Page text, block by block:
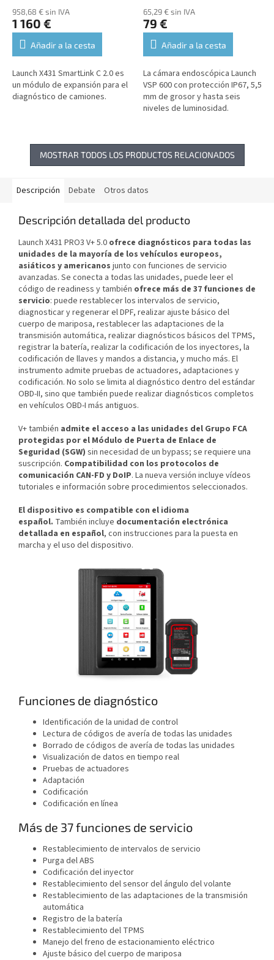
958,68 € sin IVA
1 160 €
Añadir a la cesta
Launch X431 SmartLink C 2.0 es
un módulo de expansión para el
diagnóstico de camiones.
65,29 € sin IVA
79 €
Añadir a la cesta
La cámara endoscópica Launch
VSP 600 con protección IP67, 5,5
mm de grosor y hasta seis
niveles de luminosidad.
MOSTRAR TODOS LOS PRODUCTOS RELACIONADOS
Descripción Debate Otros datos
Descripción detallada del producto
Launch X431 PRO3 V+ 5.0 ofrece diagnósticos para todas las
unidades de la mayoría de los vehículos europeos,
asiáticos y americanos junto con funciones de servicio
avanzadas. Se conecta a todas las unidades, puede leer el
código de readiness y también ofrece más de 37 funciones de
servicio: puede restablecer los intervalos de servicio,
diagnosticar y regenerar el DPF, realizar ajuste básico del
cuerpo de mariposa, restablecer las adaptaciones de la
transmisión automática, realizar diagnósticos básicos del TPMS,
registrar la batería, realizar la codificación de los inyectores, la
codificación de llaves y mandos a distancia, y mucho más. El
instrumento admite pruebas de actuadores, adaptaciones y
codificación. No solo se limita al diagnóstico dentro del estándar
OBD-II, sino que también puede realizar diagnósticos completos
en vehículos OBD-I más antiguos.
V+ también admite el acceso a las unidades del Grupo FCA
protegidas por el Módulo de Puerta de Enlace de
Seguridad (SGW) sin necesidad de un bypass; se requiere una
suscripción. Compatibilidad con los protocolos de
comunicación CAN-FD y DoIP. La nueva versión incluye vídeos
tutoriales e información sobre procedimientos seleccionados.
El dispositivo es compatible con el idioma
español. También incluye documentación electrónica
detallada en español, con instrucciones para la puesta en
marcha y el uso del dispositivo.
Funciones de diagnóstico
Identificación de la unidad de control
Lectura de códigos de avería de todas las unidades
Borrado de códigos de avería de todas las unidades
Visualización de datos en tiempo real
Pruebas de actuadores
Adaptación
Codificación
Codificación en línea
Más de 37 funciones de servicio
Restablecimiento de intervalos de servicio
Purga del ABS
Codificación del inyector
Restablecimiento del sensor del ángulo del volante
Restablecimiento de las adaptaciones de la transmisión
automática
Registro de la batería
Restablecimiento del TPMS
Manejo del freno de estacionamiento eléctrico
Ajuste básico del cuerpo de mariposa